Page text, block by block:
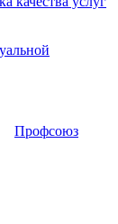
Профсоюз